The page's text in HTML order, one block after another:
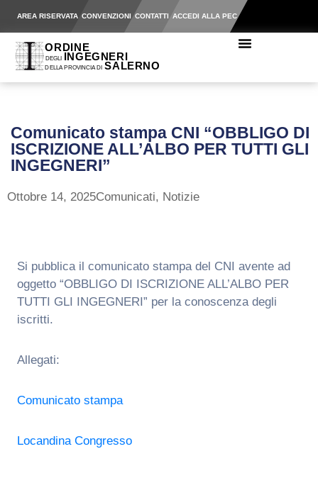
AREA RISERVATA CONVENZIONI CONTATTI ACCEDI ALLA PEC
Comunicato stampa CNI “OBBLIGO DI
ISCRIZIONE ALL’ALBO PER TUTTI GLI
INGEGNERI”
Ottobre 14, 2025Comunicati, Notizie
Si pubblica il comunicato stampa del CNI avente ad
oggetto “OBBLIGO DI ISCRIZIONE ALL’ALBO PER
TUTTI GLI INGEGNERI” per la conoscenza degli
iscritti.
Allegati:
Comunicato stampa
Locandina Congresso